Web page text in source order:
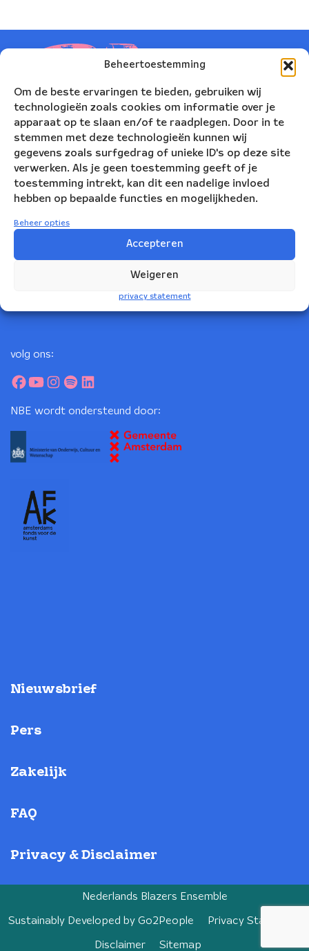
Beheertoestemming
Om de beste ervaringen te bieden, gebruiken wij
technologieën zoals cookies om informatie over je
apparaat op te slaan en/of te raadplegen. Door in te
stemmen met deze technologieën kunnen wij
gegevens zoals surfgedrag of unieke ID's op deze site
verwerken. Als je geen toestemming geeft of je
toestemming intrekt, kan dit een nadelige invloed
hebben op bepaalde functies en mogelijkheden.
Beheer opties
Accepteren
Weigeren
privacy statement
Korte Leidsedwarsstraat 12
volg ons:
NBE wordt ondersteund door:
Nieuwsbrief
Pers
Zakelijk
FAQ
Privacy & Disclaimer
Nederlands Blazers Ensemble
Sustainably Developed by Go2People Privacy Statement
Disclaimer Sitemap